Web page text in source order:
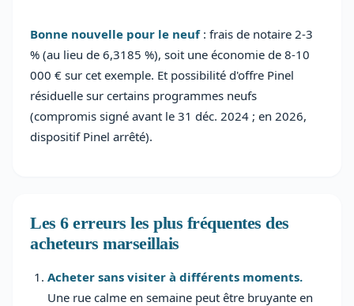
Bonne nouvelle pour le neuf: frais de notaire 2-3
% (au lieu de 6,3185 %), soit une économie de 8-10
000 € sur cet exemple. Et possibilité d'offre Pinel
résiduelle sur certains programmes neufs
(compromis signé avant le 31 déc. 2024 ; en 2026,
dispositif Pinel arrêté).
Les 6 erreurs les plus fréquentes des
acheteurs marseillais
Acheter sans visiter à différents moments.
Une rue calme en semaine peut être bruyante en